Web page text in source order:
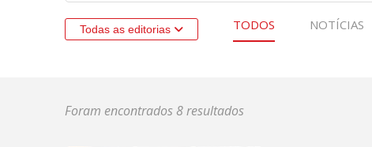
Todas as editorias TODOS NOTÍCIAS
Foram encontrados 8 resultados